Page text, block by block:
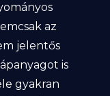
az
jelentős
is
gyakran